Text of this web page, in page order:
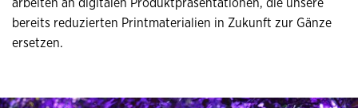
arbeiten an digitalen Produktpräsentationen, die unsere
bereits reduzierten Printmaterialien in Zukunft zur Gänze
ersetzen.